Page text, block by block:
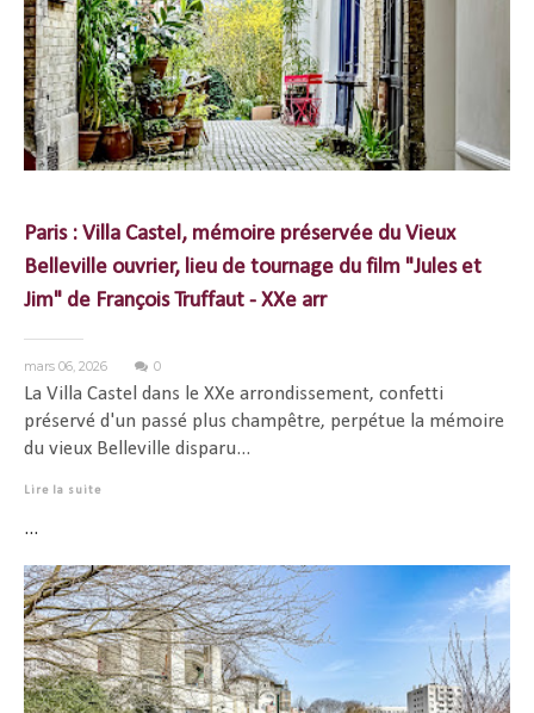
Paris : Villa Castel, mémoire préservée du Vieux
Belleville ouvrier, lieu de tournage du film "Jules et
Jim" de François Truffaut - XXe arr
mars 06, 2026 0
La Villa Castel dans le XXe arrondissement, confetti
préservé d'un passé plus champêtre, perpétue la mémoire
du vieux Belleville disparu...
Lire la suite
...